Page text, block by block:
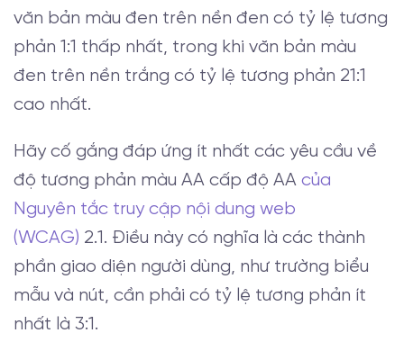
văn bản màu đen trên nền đen có tỷ lệ tương
phản 1:1 thấp nhất, trong khi văn bản màu
đen trên nền trắng có tỷ lệ tương phản 21:1
cao nhất.
Hãy cố gắng đáp ứng ít nhất các yêu cầu về
độ tương phản màu AA cấp độ AA của
Nguyên tắc truy cập nội dung web
(WCAG) 2.1. Điều này có nghĩa là các thành
phần giao diện người dùng, như trường biểu
mẫu và nút, cần phải có tỷ lệ tương phản ít
nhất là 3:1.